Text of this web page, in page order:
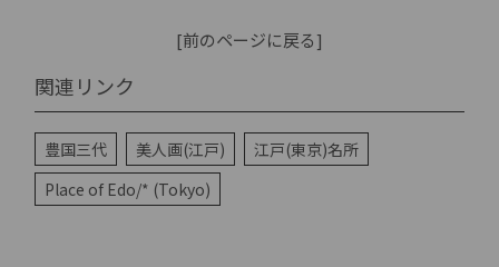
[前のページに戻る]
関連リンク
豊国三代 美人画(江戸)
江戸(東京)名所
Place of Edo/* (Tokyo)